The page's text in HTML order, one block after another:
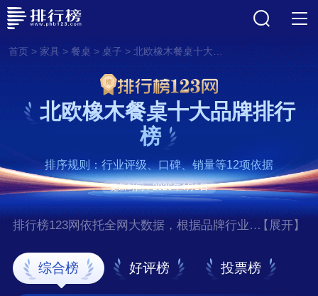
首页> 家具> 餐桌 > 桌子 > 北欧橡木餐桌十大品牌排行榜
北欧橡木餐桌十大品牌排行
榜
排序规则：行业评级、口碑、销量等12项依据
更新时间：2026年4月1日
排行榜123网依托全网大数据，根据品牌行业评
欧橡木餐桌十大品牌排行榜，前十名分别是全
友家居、源氏木语、原始原素、维莎、宜
【展开】
综合榜 好评榜 投票榜